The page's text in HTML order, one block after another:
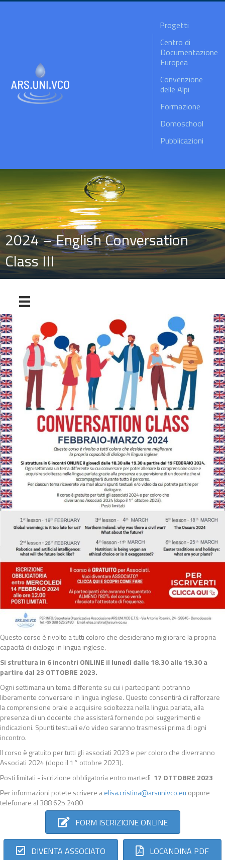
Progetti
Centro di
Documentazione
Europea
Convenzione
delle Alpi
Formazione
Domoschool
Pubblicazioni
2024 – English Conversation
Class III
Questo corso è rivolto a tutti coloro che desiderano migliorare la propria
capacità di dialogo in lingua inglese.
Si struttura in 6 incontri ONLINE il lunedì dalle 18.30 alle 19.30 a
partire dal 23 OTTOBRE 2023.
Ogni settimana un tema differente su cui i partecipanti potranno
liberamente conversare in lingua inglese. Questo consentirà di rafforzare
la comprensione orale e acquisire scioltezza nella lingua parlata, alla
presenza di un docente che assisterà fornendo poi suggerimenti e
indicazioni. Spunti testuali e/o video saranno trasmessi prima di ogni
incontro.
Il corso è gratuito per tutti gli associati 2023 e per coloro che diverranno
Associati 2024 (dopo il 1° ottobre 2023).
Posti limitati - iscrizione obbligatoria entro martedì 17 OTTOBRE 2023
Per informazioni potete scrivere aelisa.cristina@arsunivco.eu oppure
telefonare al 388 625 2480
FORM ISCRIZIONE ONLINE
DIVENTA ASSOCIATO LOCANDINA PDF